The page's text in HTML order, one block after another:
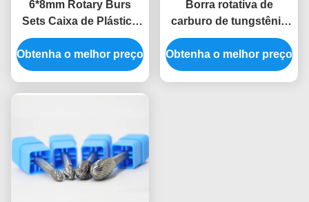
6*8mm Rotary Burs
Sets Caixa de Plástico
Tubos Pacote Original
Solid Forma de Árvore
Carbide Burr para Metal
Obtenha o melhor preço
Borra rotativa de
carburo de tungstênio
de forma cônica Borras
de moagem de carburo
fornecidas para aço
Obtenha o melhor preço